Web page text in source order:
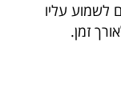
לשמוע עליו
זמן.